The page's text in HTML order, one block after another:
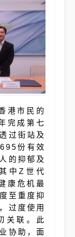
港市民的
完成第七
过街站及
份有效
的抑郁及
中Z世代
康危机最
至重度抑
过度使用
关联。此
协助，面